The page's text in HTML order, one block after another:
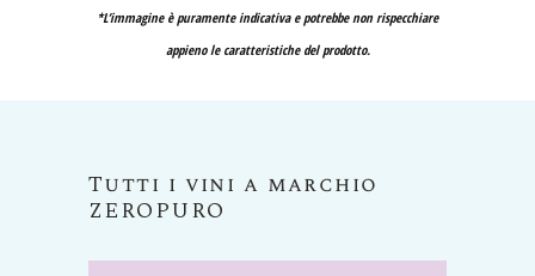
*L’immagine è puramente indicativa e potrebbe non rispecchiare
appieno le caratteristiche del prodotto.
Tutti i vini a marchio
ZEROPURO